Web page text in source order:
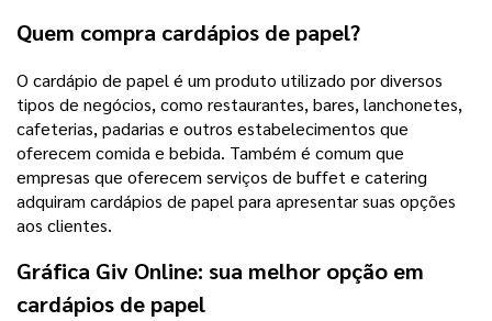
Quem compra cardápios de papel?
O cardápio de papel é um produto utilizado por diversos
tipos de negócios, como restaurantes, bares, lanchonetes,
cafeterias, padarias e outros estabelecimentos que
oferecem comida e bebida. Também é comum que
empresas que oferecem serviços de buffet e catering
adquiram cardápios de papel para apresentar suas opções
aos clientes.
Gráfica Giv Online: sua melhor opção em
cardápios de papel